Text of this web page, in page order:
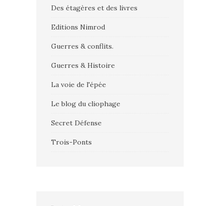
Des étagères et des livres
Editions Nimrod
Guerres & conflits.
Guerres & Histoire
La voie de l'épée
Le blog du cliophage
Secret Défense
Trois-Ponts